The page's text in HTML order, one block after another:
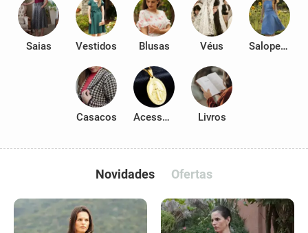
Saias Vestidos Blusas Véus Salopetes
Casacos Acessórios Livros
Novidades Ofertas